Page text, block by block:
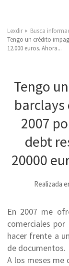
Lexdir
Busca
Tengo un crédito
12.000 euros. Ahora...
Tengo
2007
debt
20000
Realizada
En 2007 me
comerciales
hacer frente a
de documentos.
A los meses